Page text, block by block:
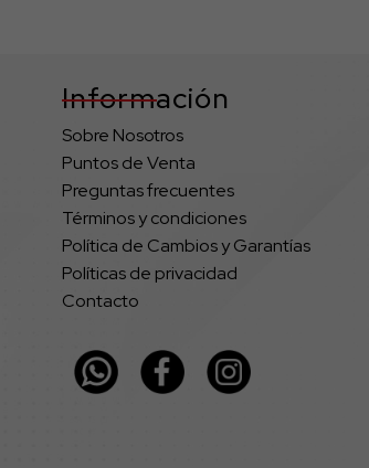
Información
Sobre Nosotros
Puntos de Venta
Preguntas frecuentes
Términos y condiciones
Política de Cambios y Garantías
Políticas de privacidad
Contacto